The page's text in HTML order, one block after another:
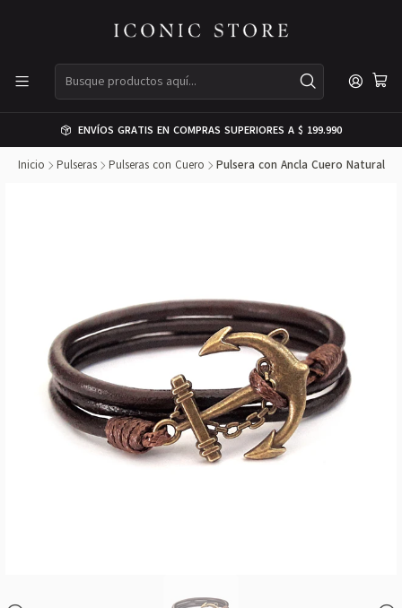
ENVÍOS GRATIS EN COMPRAS SUPERIORES A $ 199.990
Inicio Pulseras Pulseras con Cuero Pulsera con Ancla Cuero Natural